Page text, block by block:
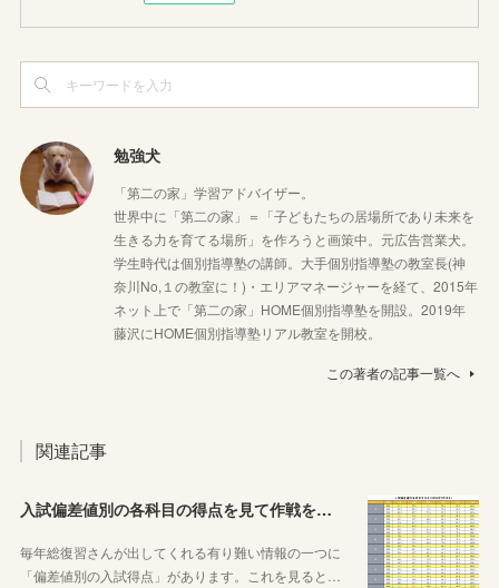
勉強犬
「第二の家」学習アドバイザー。
世界中に「第二の家」＝「子どもたちの居場所であり未来を
生きる力を育てる場所」を作ろうと画策中。元広告営業犬。
学生時代は個別指導塾の講師。大手個別指導塾の教室長(神
奈川No,１の教室に！)・エリアマネージャーを経て、2015年
ネット上で「第二の家」HOME個別指導塾を開設。2019年
藤沢にHOME個別指導塾リアル教室を開校。
この著者の記事一覧へ
関連記事
入試偏差値別の各科目の得点を見て作戦を練ろう！
毎年総復習さんが出してくれる有り難い情報の一つに
「偏差値別の入試得点」があります。これを見ると…